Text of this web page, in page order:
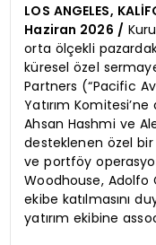
LOS ANGELES,
Haziran 2026 /
orta ölçekli
küresel özel
Partners (“Pacific
Yatırım
Ahsan Hashmi ve
desteklenen özel bir
ve portföy
Woodhouse, Adolfo
ekibe katılmasını
yatırım ekibine